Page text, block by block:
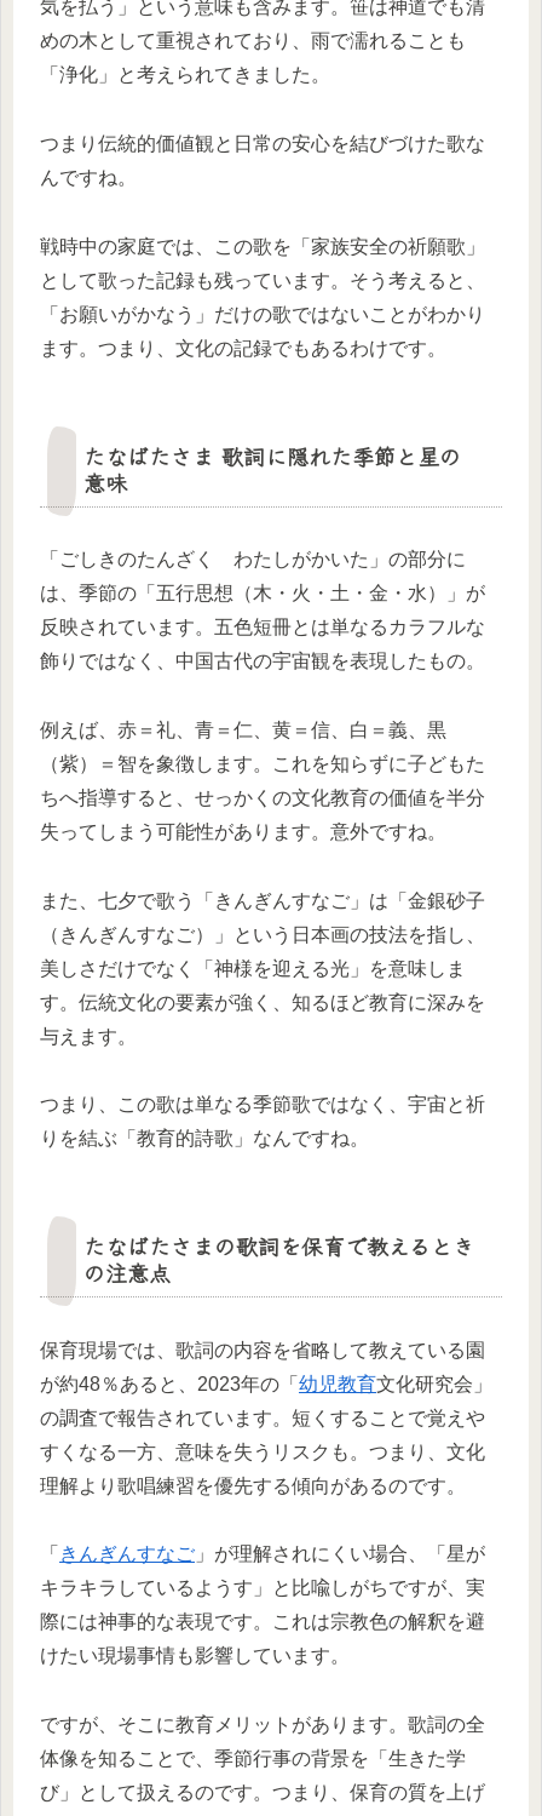
気を払う」という意味も含みます。笹は神道でも清
めの木として重視されており、雨で濡れることも
「浄化」と考えられてきました。
つまり伝統的価値観と日常の安心を結びづけた歌な
んですね。
戦時中の家庭では、この歌を「家族安全の祈願歌」
として歌った記録も残っています。そう考えると、
「お願いがかなう」だけの歌ではないことがわかり
ます。つまり、文化の記録でもあるわけです。
たなばたさま 歌詞に隠れた季節と星の
意味
「ごしきのたんざく わたしがかいた」の部分に
は、季節の「五行思想（木・火・土・金・水）」が
反映されています。五色短冊とは単なるカラフルな
飾りではなく、中国古代の宇宙観を表現したもの。
例えば、赤＝礼、青＝仁、黄＝信、白＝義、黒
（紫）＝智を象徴します。これを知らずに子どもた
ちへ指導すると、せっかくの文化教育の価値を半分
失ってしまう可能性があります。意外ですね。
また、七夕で歌う「きんぎんすなご」は「金銀砂子
（きんぎんすなご）」という日本画の技法を指し、
美しさだけでなく「神様を迎える光」を意味しま
す。伝統文化の要素が強く、知るほど教育に深みを
与えます。
つまり、この歌は単なる季節歌ではなく、宇宙と祈
りを結ぶ「教育的詩歌」なんですね。
たなばたさまの歌詞を保育で教えるとき
の注意点
保育現場では、歌詞の内容を省略して教えている園
が約48％あると、2023年の「 幼児教育文化研究会」
の調査で報告されています。短くすることで覚えや
すくなる一方、意味を失うリスクも。つまり、文化
理解より歌唱練習を優先する傾向があるのです。
「 きんぎんすなご 」が理解されにくい場合、「星が
キラキラしているようす」と比喩しがちですが、実
際には神事的な表現です。これは宗教色の解釈を避
けたい現場事情も影響しています。
ですが、そこに教育メリットがあります。歌詞の全
体像を知ることで、季節行事の背景を「生きた学
び」として扱えるのです。つまり、保育の質を上げ